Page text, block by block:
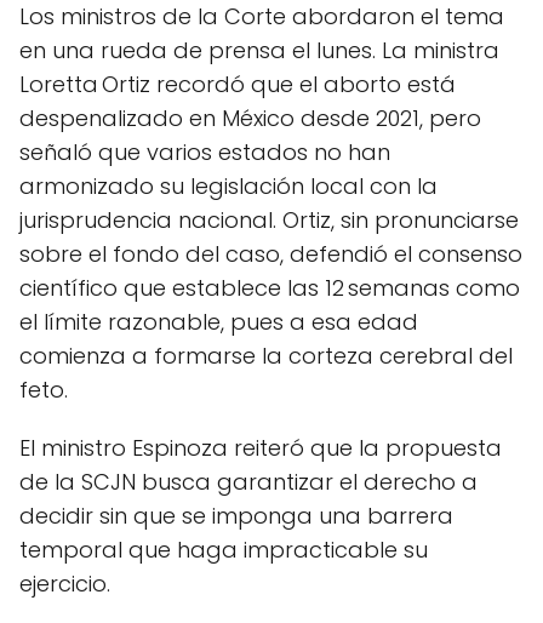
Los ministros de la Corte abordaron el tema
en una rueda de prensa el lunes. La ministra
Loretta Ortiz recordó que el aborto está
despenalizado en México desde 2021, pero
señaló que varios estados no han
armonizado su legislación local con la
jurisprudencia nacional. Ortiz, sin pronunciarse
sobre el fondo del caso, defendió el consenso
científico que establece las 12 semanas como
el límite razonable, pues a esa edad
comienza a formarse la corteza cerebral del
feto.
El ministro Espinoza reiteró que la propuesta
de la SCJN busca garantizar el derecho a
decidir sin que se imponga una barrera
temporal que haga impracticable su
ejercicio.